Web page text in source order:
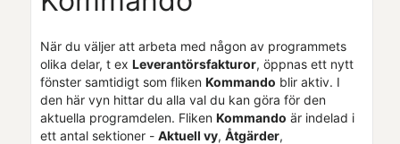
När du väljer att arbeta med någon av programmets
olika delar, t ex Leverantörsfakturor, öppnas ett nytt
fönster samtidigt som fliken Kommando blir aktiv. I
den här vyn hittar du alla val du kan göra för den
aktuella programdelen. Fliken Kommando är indelad i
ett antal sektioner - Aktuell vy, Åtgärder,